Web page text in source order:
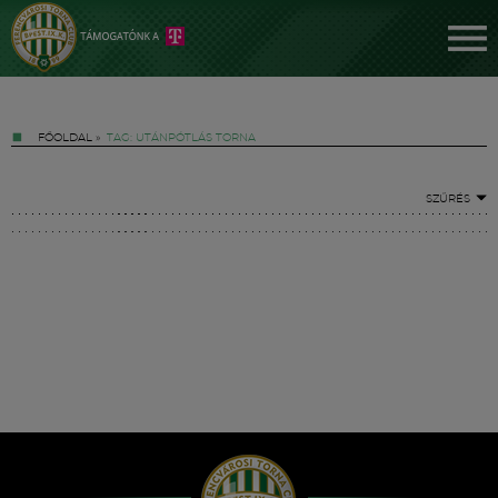
FŐOLDAL » TAG: UTÁNPÓTLÁS TORNA
SZŰRÉS
Hírek